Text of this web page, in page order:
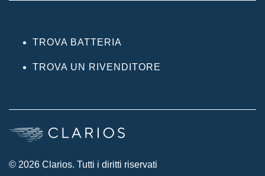
TROVA BATTERIA
TROVA UN RIVENDITORE
© 2026 Clarios. Tutti i diritti riservati